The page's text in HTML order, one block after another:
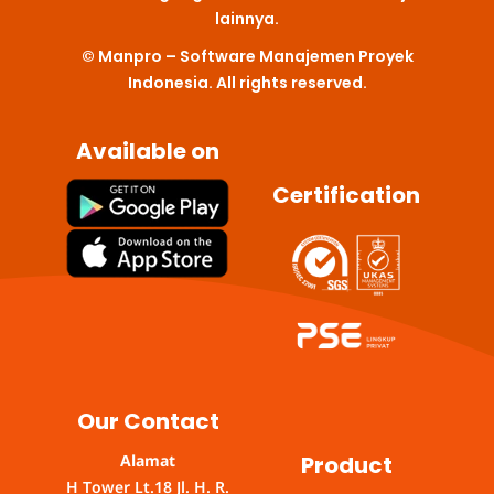
n
lainnya.
© Manpro – Software Manajemen Proyek
Indonesia. All rights reserved.
Available on
Certification
Our Contact
Alamat
H Tower Lt.18 Jl. H. R.
Product